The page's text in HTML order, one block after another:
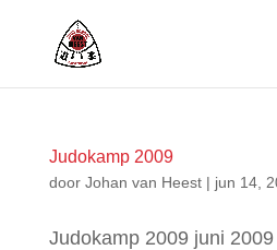
Judokamp 2009
door Johan van Heest| jun 14,
Judokamp 2009 juni